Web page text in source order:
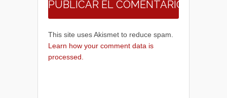
This site uses Akismet to reduce spam.
Learn how your comment data is
processed.